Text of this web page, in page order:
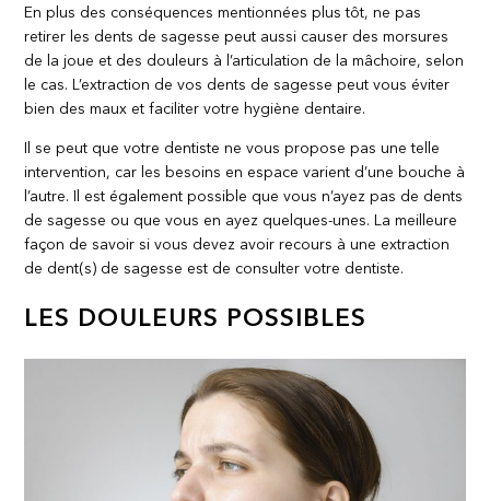
En plus des conséquences mentionnées plus tôt, ne pas
retirer les dents de sagesse peut aussi causer des morsures
de la joue et des douleurs à l’articulation de la mâchoire, selon
le cas. L’extraction de vos dents de sagesse peut vous éviter
bien des maux et faciliter votre hygiène dentaire.
Il se peut que votre dentiste ne vous propose pas une telle
intervention, car les besoins en espace varient d’une bouche à
l’autre. Il est également possible que vous n’ayez pas de dents
de sagesse ou que vous en ayez quelques-unes. La meilleure
façon de savoir si vous devez avoir recours à une extraction
de dent(s) de sagesse est de consulter votre dentiste.
LES DOULEURS POSSIBLES